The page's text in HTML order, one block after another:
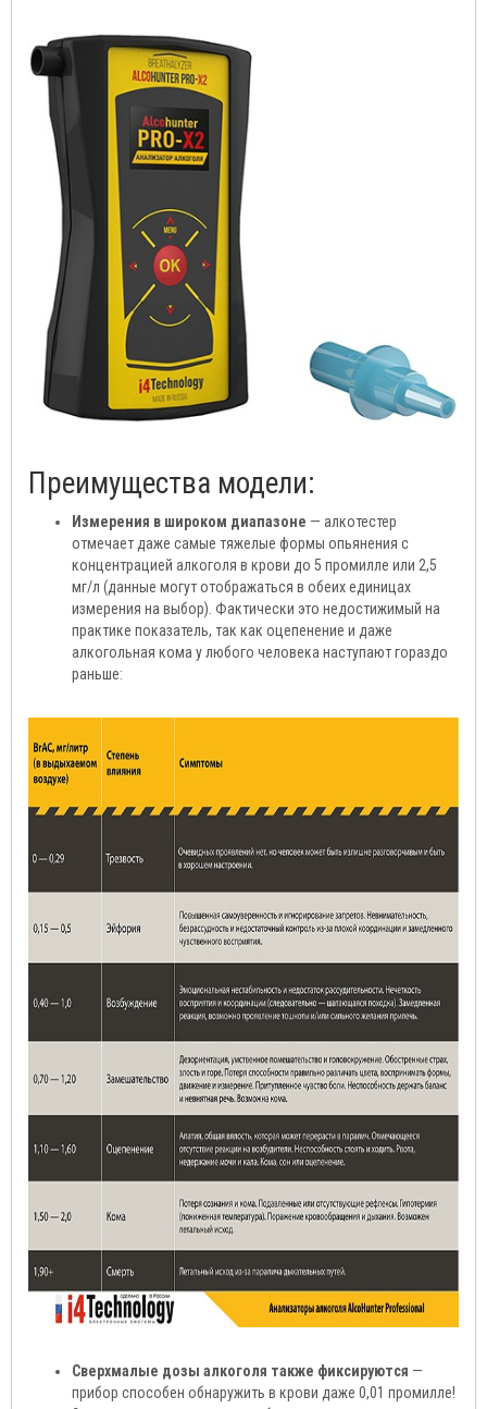
Преимущества модели:
Измерения в широком диапазоне — алкотестер
отмечает даже самые тяжелые формы опьянения с
концентрацией алкоголя в крови до 5 промилле или 2,5
мг/л (данные могут отображаться в обеих единицах
измерения на выбор). Фактически это недостижимый на
практике показатель, так как оцепенение и даже
алкогольная кома у любого человека наступают гораздо
раньше:
Сверхмалые дозы алкоголя также фиксируются —
прибор способен обнаружить в крови даже 0,01 промилле!